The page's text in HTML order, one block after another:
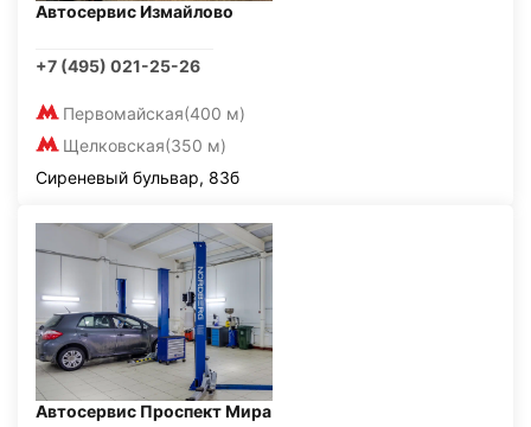
Автосервис Измайлово
+7 (495) 021-25-26
Первомайская(400 м)
Щелковская(350 м)
Сиреневый бульвар, 83б
Автосервис Проспект Мира